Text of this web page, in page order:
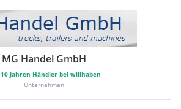
MG Handel GmbH
10 Jahren Händler bei willhaben
Unternehmen